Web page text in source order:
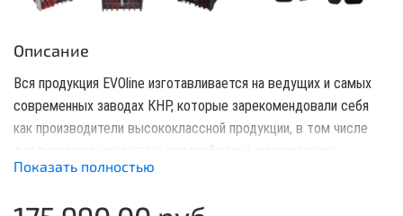
Описание
Вся продукция EVOline изготавливается на ведущих и самых
современных заводах КНР, которые зарекомендовали себя
как производители высококлассной продукции, в том числе
для всемирно известных европейских и американских
брендов. При производстве используются только лучшие в
Показать полностью